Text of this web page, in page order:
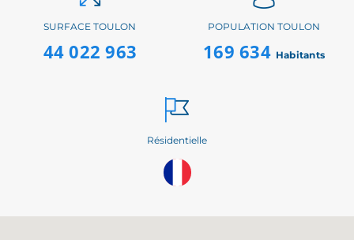
SURFACE TOULON
44 022 963
POPULATION TOULON
169 634 Habitants
Résidentielle